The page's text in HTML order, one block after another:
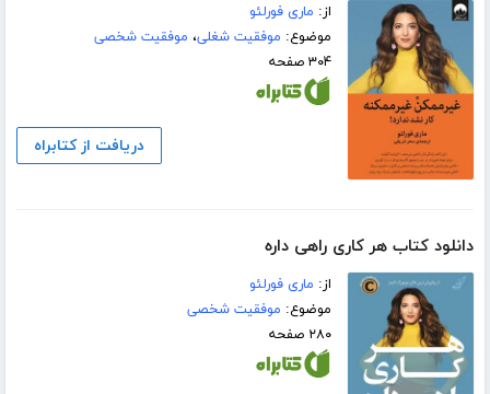
از: ماری فورلئو
موضوع: موفقیت شغلی، موفقیت شخصی
۳۰۴ صفحه
دریافت از کتابراه
دانلود کتاب هر کاری راهی داره
از: ماری فورلئو
موضوع: موفقیت شخصی
۲۸۰ صفحه